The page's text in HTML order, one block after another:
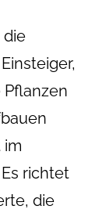
im
richtet
die